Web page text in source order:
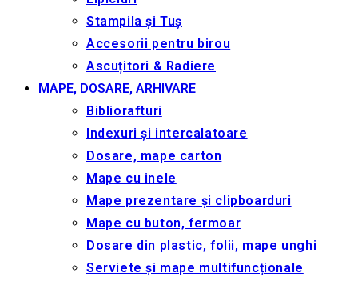
Stampila și Tuș
Accesorii pentru birou
Ascuțitori & Radiere
MAPE, DOSARE, ARHIVARE
Bibliorafturi
Indexuri și intercalatoare
Dosare, mape carton
Mape cu inele
Mape prezentare și clipboarduri
Mape cu buton, fermoar
Dosare din plastic, folii, mape unghi
Serviete și mape multifuncționale